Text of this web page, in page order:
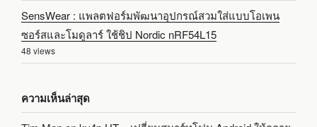
SensWear : แพลตฟอร์มพัฒนาอุปกรณ์สวมใส่แบบโอเพน
ซอร์สและโมดูลาร์ ใช้ชิป Nordic nRF54L15
48 views
ความเห็นล่าสุด